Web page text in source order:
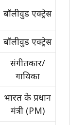
बॉलीवुड एक्ट्रेस
बॉलीवुड एक्ट्रेस
संगीतकार/
गायिका
भारत के प्रधान
मंत्री (PM)